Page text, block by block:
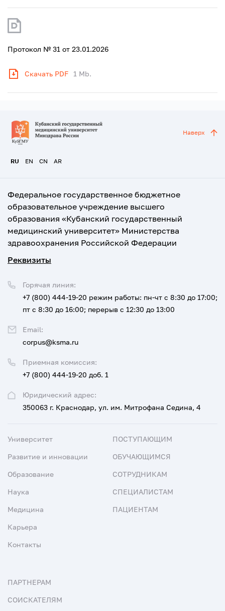
Протокол № 31 от 23.01.2026
Скачать PDF 1 Mb.
RU EN CN AR
Наверх
Федеральное государственное бюджетное
образовательное учреждение высшего
образования «Кубанский государственный
медицинский университет» Министерства
здравоохранения Российской Федерации
Реквизиты
Юридический адрес:
350063 г. Краснодар, ул. им. Митрофана Седина, 4
Приемная комиссия:
+7 (800) 444-19-20 доб. 1
Горячая линия:
+7 (800) 444-19-20 режим работы: пн-чт с 8:30 до 17:00;
пт с 8:30 до 16:00; перерыв с 12:30 до 13:00
Email:
corpus@ksma.ru
Университет
Развитие и инновации
Образование
Наука
Медицина
Карьера
Контакты
ПОСТУПАЮЩИМ
ОБУЧАЮЩИМСЯ
СОТРУДНИКАМ
СПЕЦИАЛИСТАМ
ПАЦИЕНТАМ
ПАРТНЕРАМ
СОИСКАТЕЛЯМ